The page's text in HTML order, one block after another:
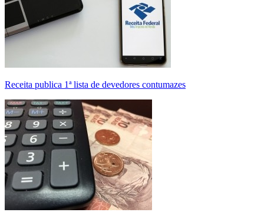
Receita publica 1ª lista de devedores contumazes